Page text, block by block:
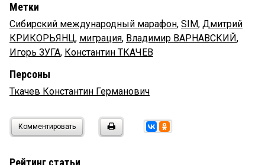
Метки
Сибирский международный марафон, SIM, Дмитрий
КРИКОРЬЯНЦ, миграция, Владимир ВАРНАВСКИЙ,
Игорь ЗУГА, Константин ТКАЧЕВ
Персоны
Ткачев Константин Германович
Комментировать